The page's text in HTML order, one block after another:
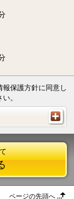
保護方針に同意し
。
ページの先頭へ